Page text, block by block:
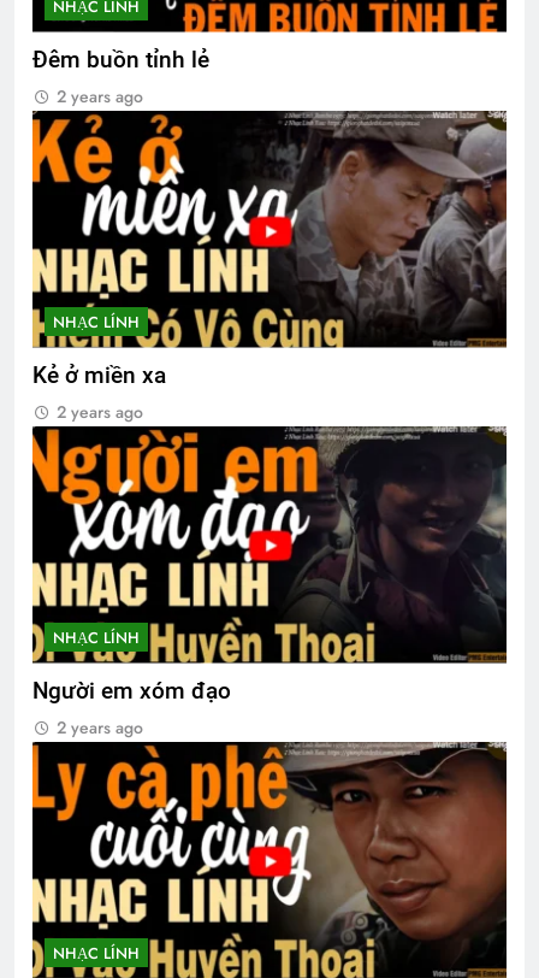
NHẠC LÍNH
Đêm buồn tỉnh lẻ
2 years ago
NHẠC LÍNH
Kẻ ở miền xa
2 years ago
NHẠC LÍNH
Người em xóm đạo
2 years ago
NHẠC LÍNH